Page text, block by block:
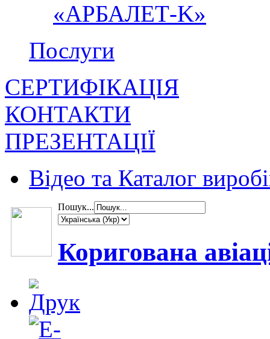
«АРБАЛЕТ-K»
Послуги
СЕРТИФІКАЦІЯ
КОНТАКТИ
ПРЕЗЕНТАЦІЇ
Відео та Каталог
Пошук...
Коригована